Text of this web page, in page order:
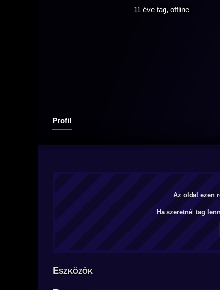
11 éve tag, offline
Profil
Az oldal ezen
Ha szeretnél tag
Eszközök